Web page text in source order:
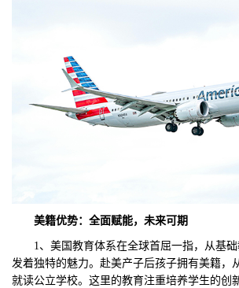
美籍优势：全面赋能，未来可期
1、美国教育体系在全球首屈一指，从基础
发着独特的魅力。赴美产子后孩子拥有美籍，
就读公立学校。这里的教育注重培养学生的创